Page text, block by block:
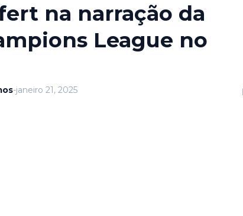
na narração da
League no
-janeiro 21, 2025